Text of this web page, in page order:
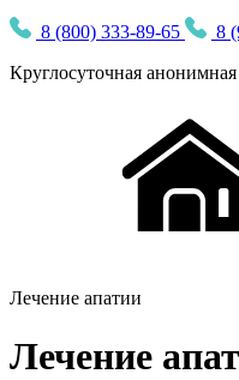
8 (800) 333-89-65
8
Круглосуточная анонимная
Лечение апатии
Лечение